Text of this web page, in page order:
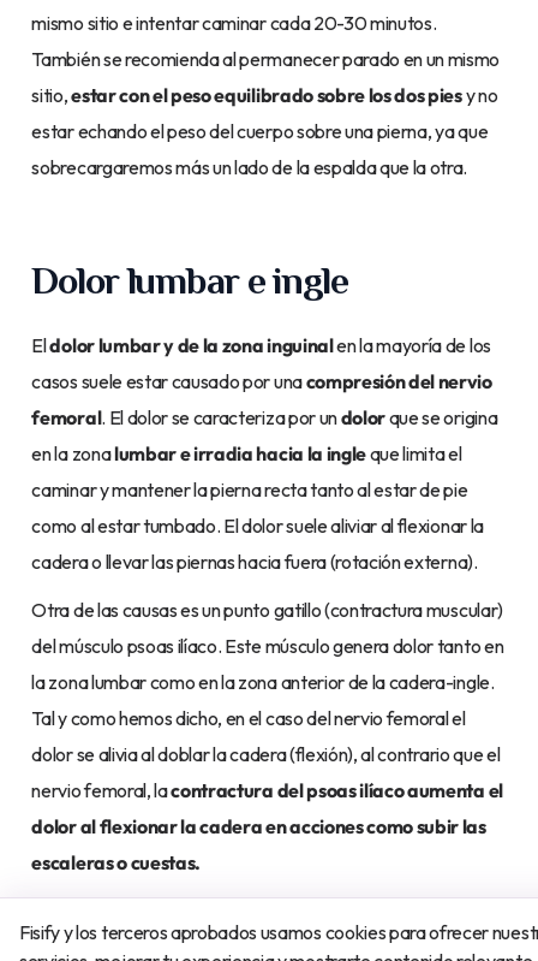
mismo sitio e intentar caminar cada 20-30 minutos.
También se recomienda al permanecer parado en un mismo
sitio,estar con el peso equilibrado sobre los dos piesy no
estar echando el peso del cuerpo sobre una pierna, ya que
sobrecargaremos más un lado de la espalda que la otra.
Dolor lumbar e ingle
Eldolor lumbar y de la zona inguinalen la mayoría de los
casos suele estar causado por unacompresión del nervio
femoral. El dolor se caracteriza por undolorque se origina
en la zonalumbar e irradia hacia la ingleque limita el
caminar y mantener la pierna recta tanto al estar de pie
como al estar tumbado. El dolor suele aliviar al flexionar la
cadera o llevar las piernas hacia fuera (rotación externa).
Otra de las causas es un punto gatillo (contractura muscular)
del músculo psoas ilíaco. Este músculo genera dolor tanto en
la zona lumbar como en la zona anterior de la cadera-ingle.
Tal y como hemos dicho, en el caso del nervio femoral el
dolor se alivia al doblar la cadera (flexión), al contrario que el
nervio femoral, lacontractura del psoas ilíaco aumenta el
dolor al flexionar la cadera en acciones como subir las
escaleras o cuestas.
Dolor lumbar por la noche
Fisify y los terceros aprobados usamos cookies para ofrecer